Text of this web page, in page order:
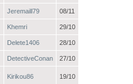
Jeremaill79 08/11
Khemri 29/10
Delete1406 28/10
DetectiveConan 27/10
Kirikou86 19/10